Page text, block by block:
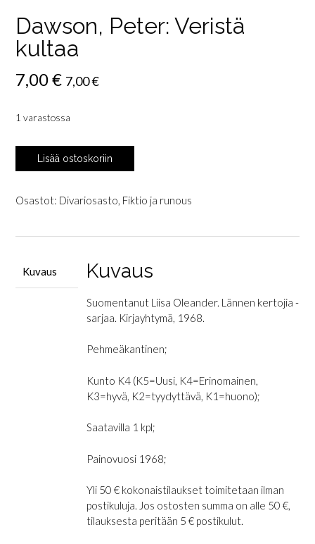
Dawson, Peter: Veristä
kultaa
7,00€ 7,00€
1 varastossa
Dawson,
Peter:
kultaa
Lisää ostoskoriin
Osastot: Divariosasto, Fiktio ja runous
Kuvaus Kuvaus
Suomentanut Liisa Oleander. Lännen kertojia -
sarjaa. Kirjayhtymä, 1968.
Pehmeäkantinen;
Kunto K4 (K5=Uusi, K4=Erinomainen,
K3=hyvä, K2=tyydyttävä, K1=huono);
Saatavilla 1 kpl;
Painovuosi 1968;
Yli 50 € kokonaistilaukset toimitetaan ilman
postikuluja. Jos ostosten summa on alle 50 €,
tilauksesta peritään 5 € postikulut.